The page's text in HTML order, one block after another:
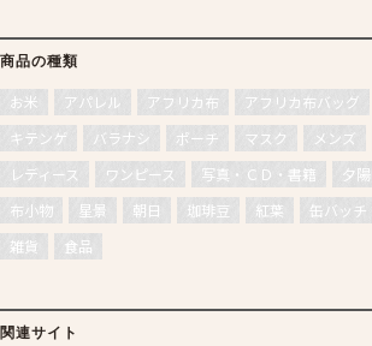
商品の種類
お米 アパレル アフリカ布 アフリカ布バッグ
キテンゲ
バラナシ ポーチ マスク メンズ
レディース
ワンピース 写真・ＣＤ・書籍 夕陽
布小物
星景 朝日 珈琲豆 紅葉 缶バッチ
雑貨
食品
関連サイト